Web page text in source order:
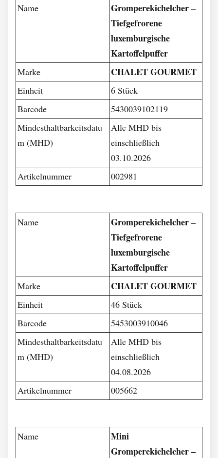
Name
Gromperekichelcher –
Tiefgefrorene
luxemburgische
Kartoffelpuffer
Marke CHALET GOURMET
Einheit
6 Stück
Barcode
5430039102119
Mindesthaltbarkeitsdatu
m (MHD)
Alle MHD bis
einschließlich
03.10.2026
Artikelnummer
002981
Name
Gromperekichelcher –
Tiefgefrorene
luxemburgische
Kartoffelpuffer
Marke CHALET GOURMET
Einheit
46 Stück
Barcode
5453003910046
Mindesthaltbarkeitsdatu
m (MHD)
Alle MHD bis
einschließlich
04.08.2026
Artikelnummer
005662
Name
Mini
Gromperekichelcher –